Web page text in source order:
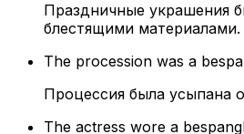
Праздничные украшения
блестящими материалами.
The procession was a
Процессия была усыпана
The actress wore a